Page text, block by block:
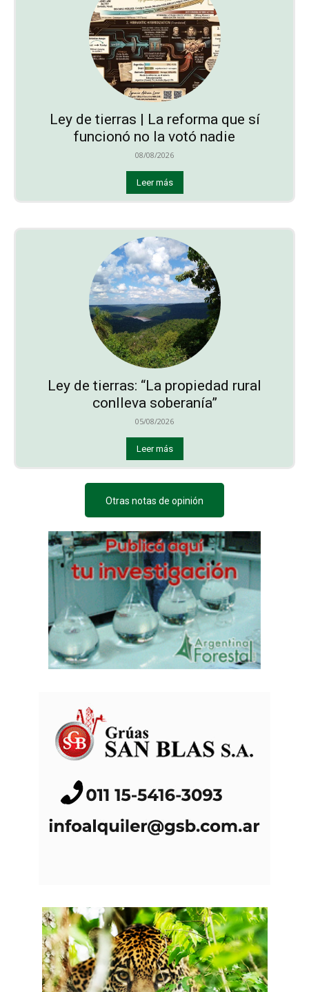
Ley de tierras | La reforma que sí
funcionó no la votó nadie
08/08/2026
Leer más
Ley de tierras: “La propiedad rural
conlleva soberanía”
05/08/2026
Leer más
Otras notas de opinión